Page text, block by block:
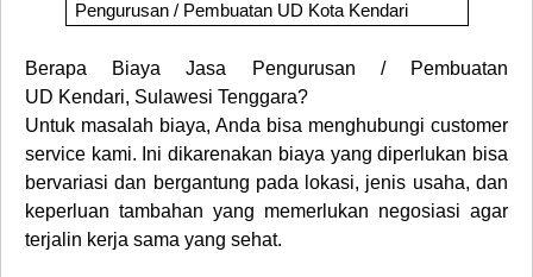
Pengurusan / Pembuatan UD Kota Kendari
Berapa BiayaJasa Pengurusan / Pembuatan
UD Kendari, Sulawesi Tenggara?
Untuk masalah biaya, Anda bisa menghubungi customer
service kami. Ini dikarenakan biaya yang diperlukan bisa
bervariasi dan bergantung pada lokasi, jenis usaha, dan
keperluan tambahan yang memerlukan negosiasi agar
terjalin kerja sama yang sehat.